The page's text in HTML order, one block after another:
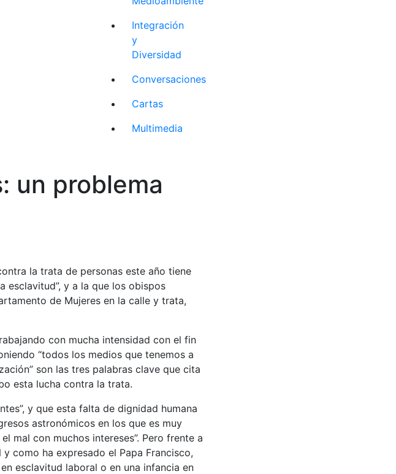
Integración
y
Diversidad
Conversaciones
Cartas
Multimedia
un problema
la trata de personas este año tiene
esclavitud”, y a la que los obispos
de Mujeres en la calle y trata,
con mucha intensidad con el fin
“todos los medios que tenemos a
son las tres palabras clave que cita
esta lucha contra la trata.
y que esta falta de dignidad humana
astronómicos en los que es muy
mal con muchos intereses”. Pero frente a
y como ha expresado el Papa Francisco,
esclavitud laboral o en una infancia en